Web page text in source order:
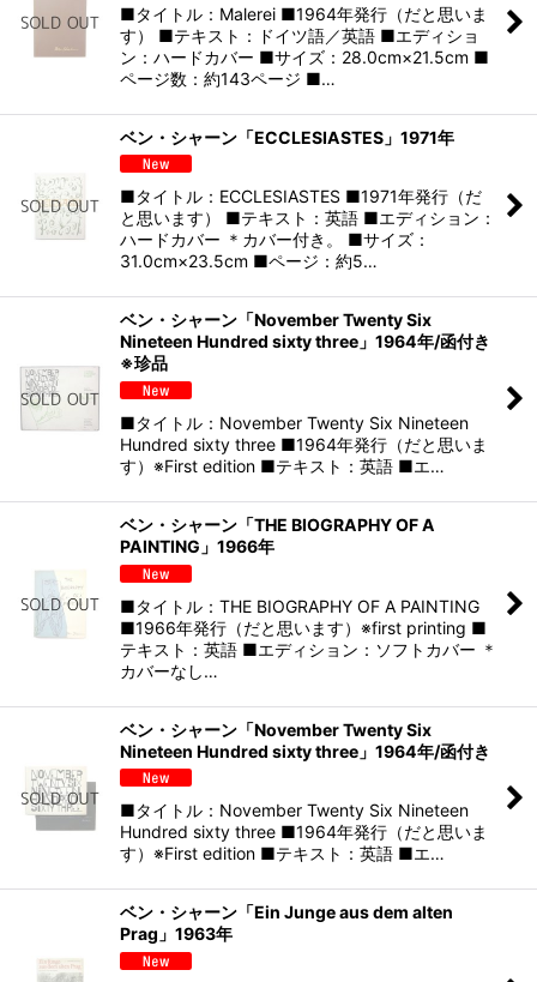
■タイトル：Malerei ■1964年発行（だと思いま
す） ■テキスト：ドイツ語／英語 ■エディショ
ン：ハードカバー ■サイズ：28.0cm×21.5cm ■
ページ数：約143ページ ■…
ベン・シャーン「ECCLESIASTES」1971年
■タイトル：ECCLESIASTES ■1971年発行（だ
と思います） ■テキスト：英語 ■エディション：
ハードカバー ＊カバー付き。 ■サイズ：
31.0cm×23.5cm ■ページ：約5…
ベン・シャーン「November Twenty Six
Nineteen Hundred sixty three」1964年/函付き
※珍品
■タイトル：November Twenty Six Nineteen
Hundred sixty three ■1964年発行（だと思いま
す）※First edition ■テキスト：英語 ■エ…
ベン・シャーン「THE BIOGRAPHY OF A
PAINTING」1966年
■タイトル：THE BIOGRAPHY OF A PAINTING
■1966年発行（だと思います）※first printing ■
テキスト：英語 ■エディション：ソフトカバー ＊
カバーなし…
ベン・シャーン「November Twenty Six
Nineteen Hundred sixty three」1964年/函付き
■タイトル：November Twenty Six Nineteen
Hundred sixty three ■1964年発行（だと思いま
す）※First edition ■テキスト：英語 ■エ…
ベン・シャーン「Ein Junge aus dem alten
Prag」1963年